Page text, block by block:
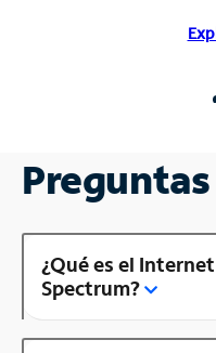
¿Qué es el
Spectrum?